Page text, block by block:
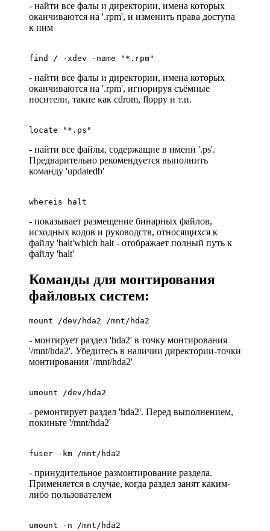
- найти все фалы и директории, имена которых
оканчиваются на '.rpm', и изменить права доступа
к ним
find / -xdev -name "*.rpm"
- найти все фалы и директории, имена которых
оканчиваются на '.rpm', игнорируя съёмные
носители, такие как cdrom, floppy и т.п.
locate "*.ps"
- найти все файлы, содержащие в имени '.ps'.
Предварительно рекомендуется выполнить
команду 'updatedb'
whereis halt
- показывает размещение бинарных файлов,
исходных кодов и руководств, относящихся к
файлу 'halt'which halt - отображает полный путь к
файлу 'halt'
Команды для монтирования
файловых систем:
mount /dev/hda2 /mnt/hda2
- монтирует раздел 'hda2' в точку монтирования
'/mnt/hda2'. Убедитесь в наличии директории-точки
монтирования '/mnt/hda2'
umount /dev/hda2
- ремонтирует раздел 'hda2'. Перед выполнением,
покиньте '/mnt/hda2'
fuser -km /mnt/hda2
- принудительное размонтирование раздела.
Применяется в случае, когда раздел занят каким-
либо пользователем
umount -n /mnt/hda2